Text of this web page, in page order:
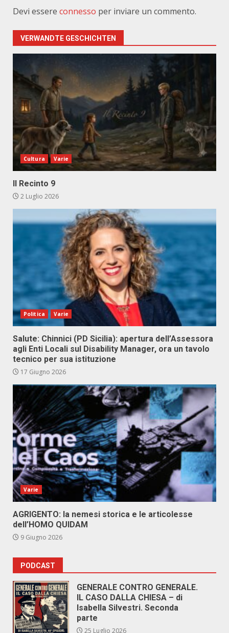
Devi essere connesso per inviare un commento.
VERWANDTE GESCHICHTEN
Cultura Varie
Il Recinto 9
2 Luglio 2026
Politica Varie
Salute: Chinnici (PD Sicilia): apertura dell’Assessora
agli Enti Locali sul Disability Manager, ora un tavolo
tecnico per sua istituzione
17 Giugno 2026
Varie
AGRIGENTO: la nemesi storica e le articolesse
dell’HOMO QUIDAM
9 Giugno 2026
PODCAST
GENERALE CONTRO GENERALE.
IL CASO DALLA CHIESA – di
Isabella Silvestri. Seconda
parte
25 Luglio 2026